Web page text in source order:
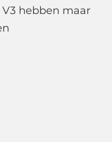
V3 hebben maar